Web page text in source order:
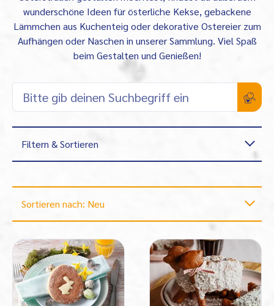
wunderschöne Ideen für österliche Kekse, gebackene
Lämmchen aus Kuchenteig oder dekorative Ostereier zum
Aufhängen oder Naschen in unserer Sammlung. Viel Spaß
beim Gestalten und Genießen!
Filtern & Sortieren
Sortieren nach: Neu